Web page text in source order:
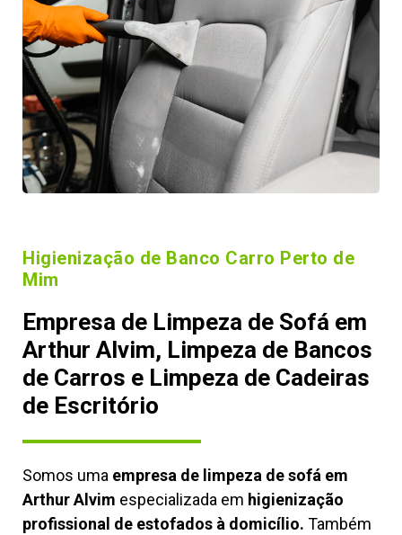
Higienização de Banco Carro Perto de
Mim
Empresa de Limpeza de Sofá em
Arthur Alvim, Limpeza de Bancos
de Carros e Limpeza de Cadeiras
de Escritório
Somos uma empresa de limpeza de sofá em
Arthur Alvim especializada em higienização
profissional de estofados à domicílio. Também